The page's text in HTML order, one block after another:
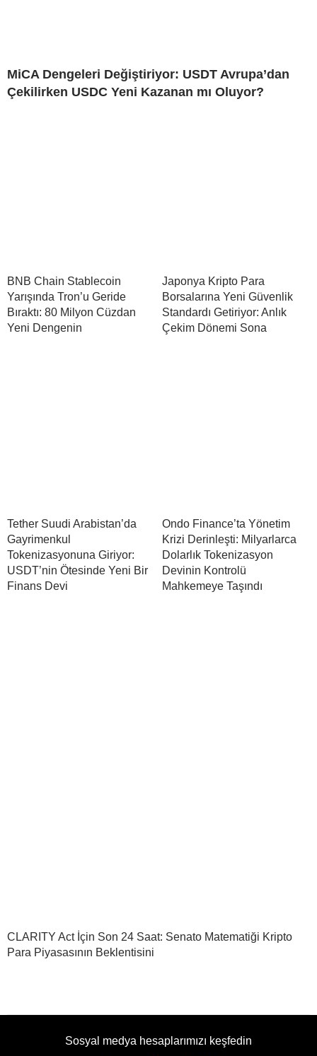
MiCA Dengeleri Değiştiriyor: USDT Avrupa’dan
Çekilirken USDC Yeni Kazanan mı Oluyor?
BNB Chain Stablecoin
Yarışında Tron’u Geride
Bıraktı: 80 Milyon Cüzdan
Yeni Dengenin
Japonya Kripto Para
Borsalarına Yeni Güvenlik
Standardı Getiriyor: Anlık
Çekim Dönemi Sona
Tether Suudi Arabistan’da
Gayrimenkul
Tokenizasyonuna Giriyor:
USDT’nin Ötesinde Yeni Bir
Finans Devi
Ondo Finance’ta Yönetim
Krizi Derinleşti: Milyarlarca
Dolarlık Tokenizasyon
Devinin Kontrolü
Mahkemeye Taşındı
CLARITY Act İçin Son 24 Saat: Senato Matematiği Kripto
Para Piyasasının Beklentisini
Sosyal medya hesaplarımızı keşfedin